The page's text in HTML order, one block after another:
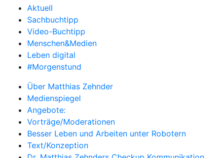
Aktuell
Sachbuchtipp
Video-Buchtipp
Menschen&Medien
Leben digital
#Morgenstund
Über Matthias Zehnder
Medienspiegel
Angebote:
Vorträge/Moderationen
Besser Leben und Arbeiten unter Robotern
Text/Konzeption